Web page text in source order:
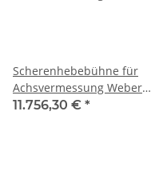
Scherenhebebühne für
Achsvermessung Weber
Expert Serie DSH-5000,
11.756,30 € *